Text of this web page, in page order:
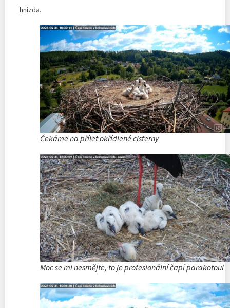
hnízda.
Čekáme na přílet okřídlené cisterny
Moc se mi nesmějte, to je profesionální čapí parakotoul